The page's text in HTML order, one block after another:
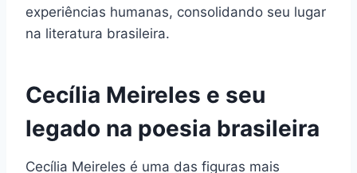
experiências humanas, consolidando seu lugar
na literatura brasileira.
Cecília Meireles e seu
legado na poesia brasileira
Cecília Meireles é uma das figuras mais